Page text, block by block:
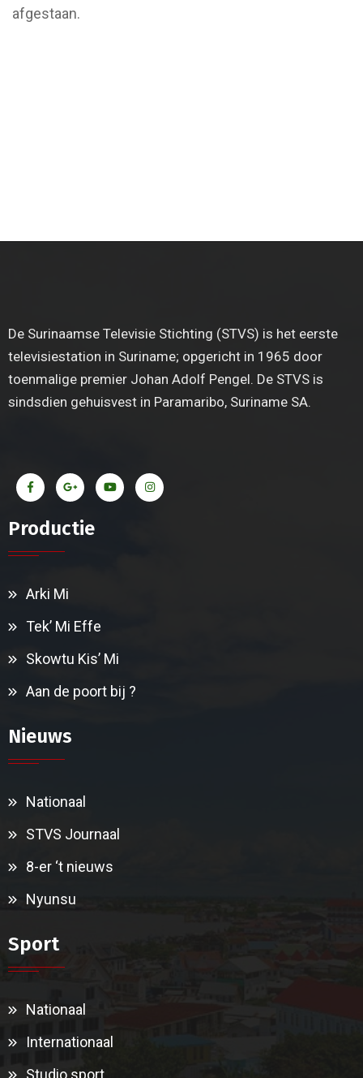
afgestaan.
De Surinaamse Televisie Stichting (STVS) is het eerste
televisiestation in Suriname; opgericht in 1965 door
toenmalige premier Johan Adolf Pengel. De STVS is
sindsdien gehuisvest in Paramaribo, Suriname SA.
Productie
Arki Mi
Tek’ Mi Effe
Skowtu Kis’ Mi
Aan de poort bij ?
Nieuws
Nationaal
STVS Journaal
8-er ‘t nieuws
Nyunsu
Sport
Nationaal
Internationaal
Studio sport